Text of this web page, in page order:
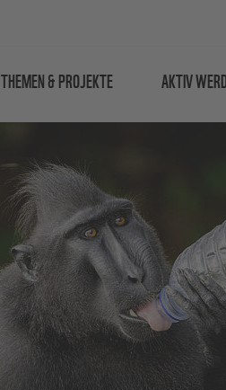
THEMEN & PROJEKTE AKTIV